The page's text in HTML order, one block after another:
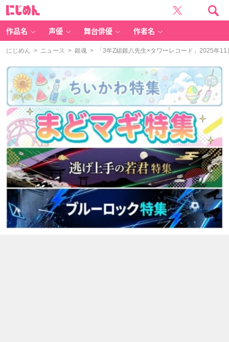
作品名 声優 舞台俳優 作者名
にじめん > ニュース > 銀魂 > 「3年Z組銀八先生×タワーレコード」2025年